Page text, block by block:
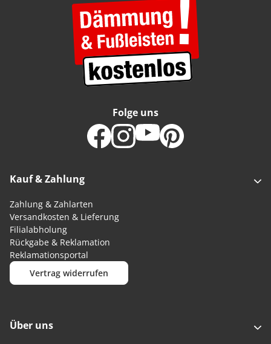
Kauf & Zahlung
Zahlung & Zahlarten
Versandkosten & Lieferung
Filialabholung
Rückgabe & Reklamation
Reklamationsportal
Vertrag widerrufen
Folge uns
Über uns